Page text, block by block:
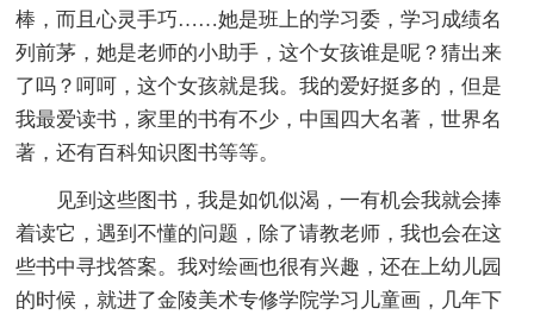
棒，而且心灵手巧……她是班上的学习委，学习成绩名
列前茅，她是老师的小助手，这个女孩谁是呢？猜出来
了吗？呵呵，这个女孩就是我。我的爱好挺多的，但是
我最爱读书，家里的书有不少，中国四大名著，世界名
著，还有百科知识图书等等。
见到这些图书，我是如饥似渴，一有机会我就会捧
着读它，遇到不懂的问题，除了请教老师，我也会在这
些书中寻找答案。我对绘画也很有兴趣，还在上幼儿园
的时候，就进了金陵美术专修学院学习儿童画，几年下